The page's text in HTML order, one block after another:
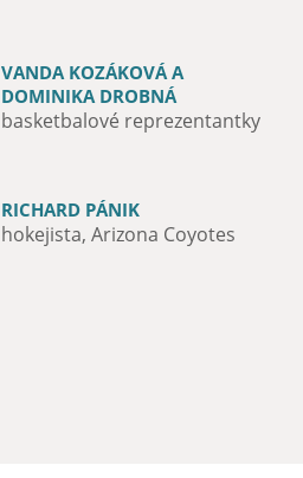
VANDA KOZÁKOVÁ A
DOMINIKA DROBNÁ
basketbalové reprezentantky
RICHARD PÁNIK
hokejista, Arizona Coyotes
MICHAL VALENT
hokejista HK Nitra
CLÉBER NASCIMENTO DA SILVA
Fotbalový hráč ŠK Slovan